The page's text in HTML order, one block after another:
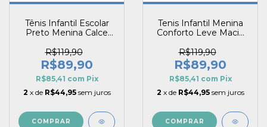
Tênis Infantil Escolar
Preto Menina Calce
Vitz
R$119,90
R$89,90
R$85,41 com Pix
2 x de R$44,95 sem juros
COMPRAR
Tenis Infantil Menina
Conforto Leve Macio
R$119,90
R$89,90
R$85,41 com Pix
2 x de R$44,95 sem juros
COMPRAR